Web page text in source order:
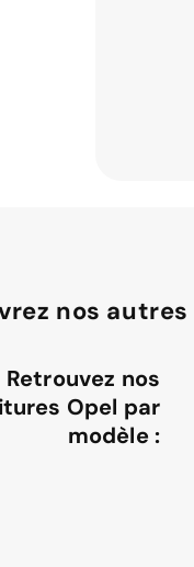
nos
Retrouvez nos
Opel par
modèle :